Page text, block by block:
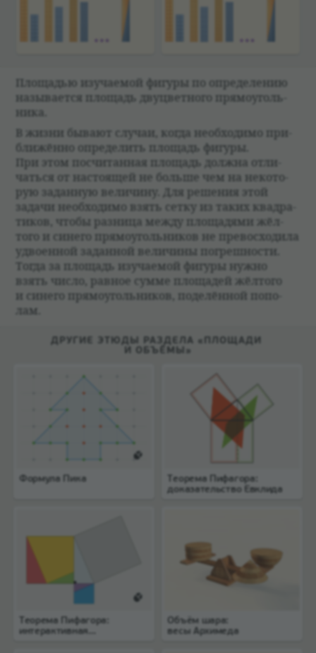
Площа­дью изу­ча­емой фигуры по опре­де­ле­нию
назы­ва­ется площадь двуцвет­ного прямо­уголь­
ника.
В жизни бывают слу­чаи, когда необ­хо­димо при­
ближённо опре­де­лить площадь фигуры.
При этом посчи­тан­ная площадь должна отли­
чаться от насто­ящей не больше чем на неко­то­
рую задан­ную вели­чину. Для реше­ния этой
задачи необ­хо­димо взять сетку из таких квад­ра­
ти­ков, чтобы раз­ница между площа­дями жёл­
того и синего прямо­уголь­ни­ков не пре­вос­хо­дила
удво­ен­ной задан­ной вели­чины погреш­но­сти.
Тогда за площадь изу­ча­емой фигуры нужно
взять число, рав­ное сумме площа­дей жёл­того
и синего прямо­уголь­ни­ков, поде­лён­ной попо­
лам.
ДРУГИЕ ЭТЮДЫ РАЗДЕЛА «ПЛОЩАДИ
И ОБЪЁМЫ»
Формула Пика
Теорема Пифагора:
доказательство Евклида
Теорема Пифагора:
интерактивная
Объём шара:
весы Архимеда